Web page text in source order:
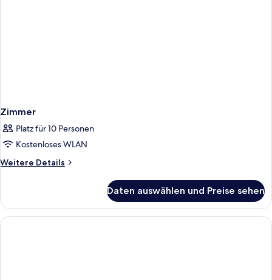
Zimmer
Platz für 10 Personen
Kostenloses WLAN
Weitere Details
Weitere
Daten auswählen und Preise sehen